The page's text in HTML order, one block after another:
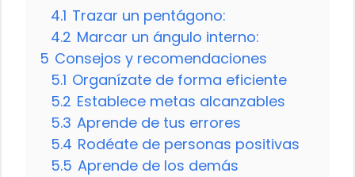
4.1 Trazar un pentágono:
4.2 Marcar un ángulo interno:
5 Consejos y recomendaciones
5.1 Organízate de forma eficiente
5.2 Establece metas alcanzables
5.3 Aprende de tus errores
5.4 Rodéate de personas positivas
5.5 Aprende de los demás